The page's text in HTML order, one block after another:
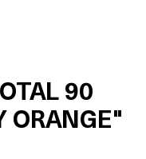
90
ORANGE"